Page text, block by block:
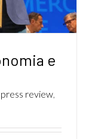
e
press review